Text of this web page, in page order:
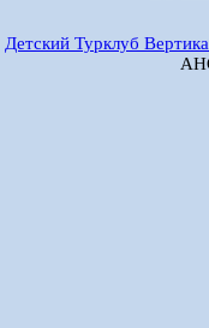
Детский Турклуб